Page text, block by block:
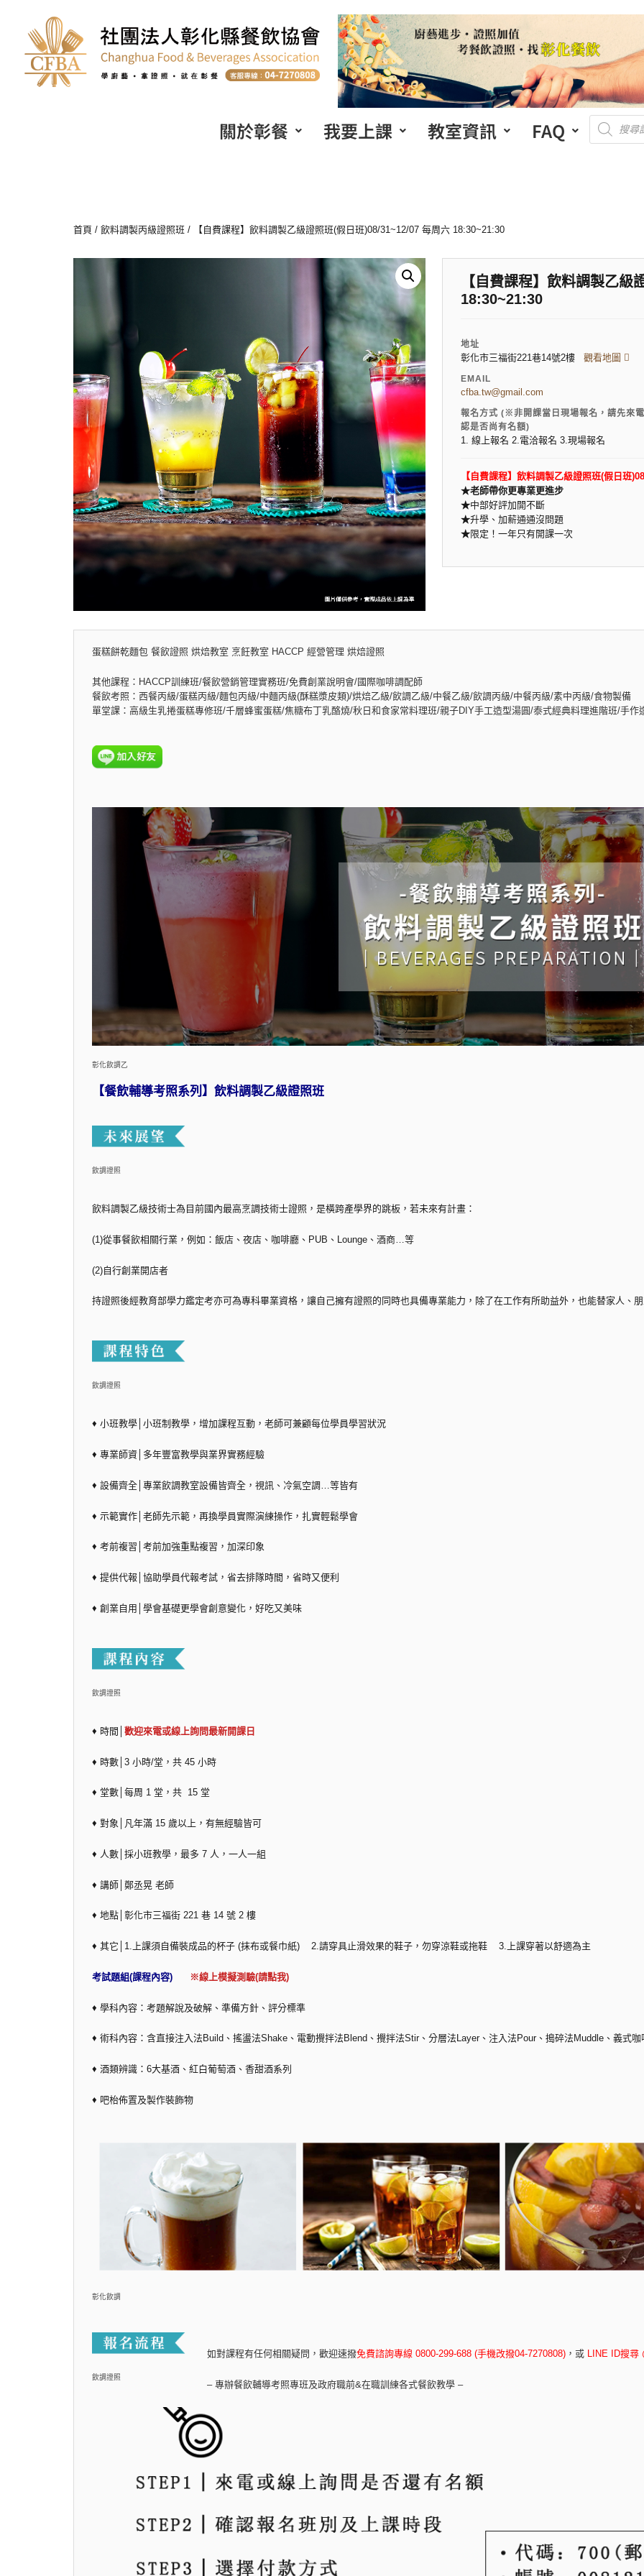
關於彰餐 我要上課 教室資訊 FAQ
首頁 / 飲料調製丙級證照班 / 【自費課程】飲料調製乙級證照班(假日班)08/31~12/07 每周六 18:30~21:30
【自費課程】飲料調製乙
18:30~21:30
地址
彰化市三福街221巷14號2樓 觀看地圖
EMAIL
cfba.tw@gmail.com
報名方式 (※非開課當日現場報名，請先來
認是否尚有名額)
1. 線上報名 2.電洽報名 3.現場報名
【自費課程】飲料調製乙級證照班(假日班
★老師帶你更專業更進步
★中部好評加開不斷
★升學、加薪通通沒問題
★限定！一年只有開課一次
蛋糕餅乾麵包 餐飲證照 烘焙教室 烹飪教室 HACCP 經營管理 烘焙證照
其他課程：HACCP訓練班/餐飲營銷管理實務班/免費創業說明會/國際咖啡調配師
餐飲考照：西餐丙級/蛋糕丙級/麵包丙級/中麵丙級(酥糕漿皮類)/烘焙乙級/飲調乙級/中餐乙級/飲調丙級/中餐丙級/素中丙級/食物製備
單堂課：高級生乳捲蛋糕專修班/千層蜂蜜蛋糕/焦糖布丁乳酪燒/秋日和食家常料理班/親子DIY手工造型湯圓/泰式經典料理進階班/手
彰化飲調乙
【餐飲輔導考照系列】飲料調製乙級證照班
飲調證照
飲料調製乙級技術士為目前國內最高烹調技術士證照，是橫跨產學界的跳板，若未來有計畫：
(1)從事餐飲相關行業，例如：飯店、夜店、咖啡廳、PUB、Lounge、酒商…等
(2)自行創業開店者
持證照後經教育部學力鑑定考亦可為專科畢業資格，讓自己擁有證照的同時也具備專業能力，除了在工作有所助益外，也能替家人、
飲調證照
♦ 小班教學│小班制教學，增加課程互動，老師可兼顧每位學員學習狀況
♦ 專業師資│多年豐富教學與業界實務經驗
♦ 設備齊全│專業飲調教室設備皆齊全，視訊、冷氣空調…等皆有
♦ 示範實作│老師先示範，再換學員實際演練操作，扎實輕鬆學會
♦ 考前複習│考前加強重點複習，加深印象
♦ 提供代報│協助學員代報考試，省去排隊時間，省時又便利
♦ 創業自用│學會基礎更學會創意變化，好吃又美味
飲調證照
♦ 時間│ 歡迎來電或線上詢問最新開課日
♦ 時數│3 小時/堂，共 45 小時
♦ 堂數│每周 1 堂，共 15 堂
♦ 對象│凡年滿 15 歲以上，有無經驗皆可
♦ 人數│採小班教學，最多 7 人，一人一組
♦ 講師│鄭丞晃 老師
♦ 地點│彰化市三福街 221 巷 14 號 2 樓
♦ 其它│1.上課須自備裝成品的杯子 (抹布或餐巾紙) 2.請穿具止滑效果的鞋子，勿穿涼鞋或拖鞋 3.上課穿著以舒適為主
考試題組(課程內容) ※線上模擬測驗(請點我)
♦ 學科內容：考題解說及破解、準備方針、評分標準
♦ 術科內容：含直接注入法Build、搖盪法Shake、電動攪拌法Blend、攪拌法Stir、分層法Layer、注入法Pour、搗碎法Muddle、義式
♦ 酒類辨識：6大基酒、紅白葡萄酒、香甜酒系列
♦ 吧枱佈置及製作裝飾物
彰化飲調
飲調證照
如對課程有任何相關疑問， 歡迎速撥免費諮詢專線 0800-299-688 (手機改撥04-7270808)， 或LINE ID搜尋
– 專辦餐飲輔導考照專班及政府職前&在職訓練各式餐飲教學 –